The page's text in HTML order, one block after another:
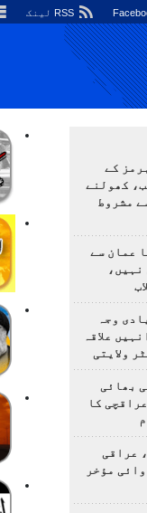
کے
کھولنے
مشروط
عمان سے
نہیں،
وجہ
علاقہ
ولایتی
بھائی
کا
عراقی
مؤخر